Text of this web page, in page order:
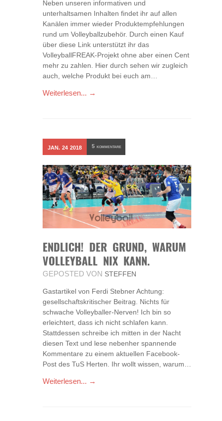
Neben unseren informativen und
unterhaltsamen Inhalten findet ihr auf allen
Kanälen immer wieder Produktempfehlungen
rund um Volleyballzubehör. Durch einen Kauf
über diese Link unterstützt ihr das
VolleyballFREAK-Projekt ohne aber einen Cent
mehr zu zahlen. Hier durch sehen wir zugleich
auch, welche Produkt bei euch am…
Weiterlesen... →
JAN. 24 2018 5 KOMMENTARE
ENDLICH! DER GRUND, WARUM
VOLLEYBALL NIX KANN.
GEPOSTED VON STEFFEN
Gastartikel von Ferdi Stebner Achtung:
gesellschaftskritischer Beitrag. Nichts für
schwache Volleyballer-Nerven! Ich bin so
erleichtert, dass ich nicht schlafen kann.
Stattdessen schreibe ich mitten in der Nacht
diesen Text und lese nebenher spannende
Kommentare zu einem aktuellen Facebook-
Post des TuS Herten. Ihr wollt wissen, warum…
Weiterlesen... →